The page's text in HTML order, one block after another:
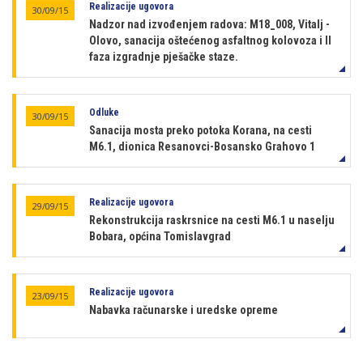
30/09/15 Realizacije ugovora
Nadzor nad izvođenjem radova: M18_008, Vitalj -
Olovo, sanacija oštećenog asfaltnog kolovoza i II
faza izgradnje pješačke staze.
30/09/15 Odluke
Sanacija mosta preko potoka Korana, na cesti
M6.1, dionica Resanovci-Bosansko Grahovo 1
29/09/15 Realizacije ugovora
Rekonstrukcija raskrsnice na cesti M6.1 u naselju
Bobara, općina Tomislavgrad
23/09/15 Realizacije ugovora
Nabavka računarske i uredske opreme